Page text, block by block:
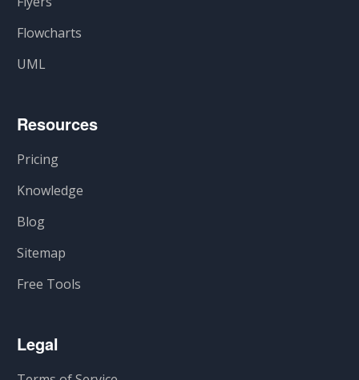
Flowcharts
UML
Resources
Pricing
Knowledge
Blog
Sitemap
Free Tools
Legal